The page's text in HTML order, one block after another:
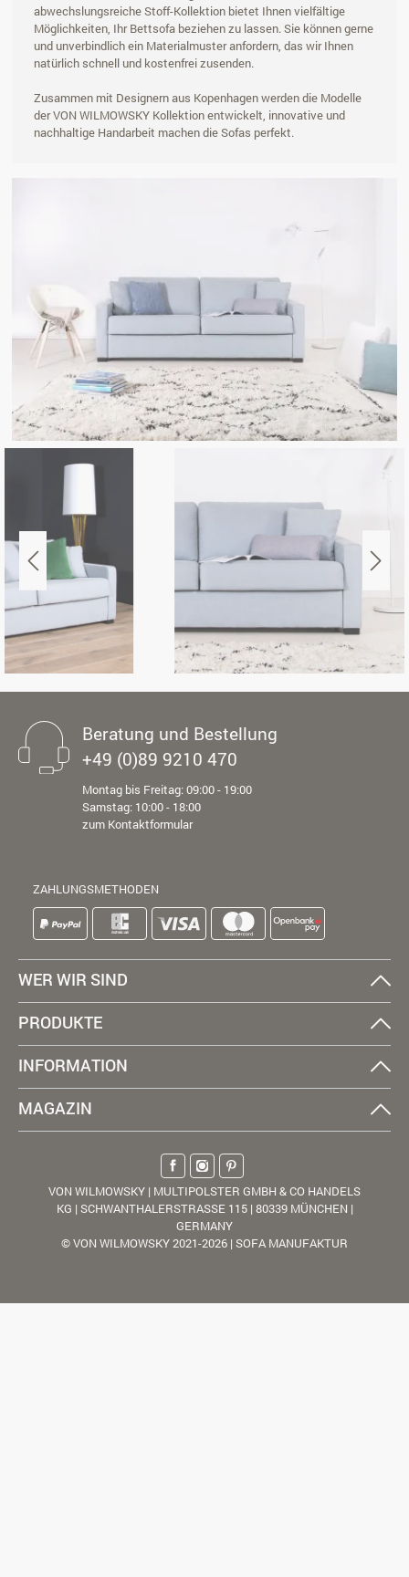
abwechslungsreiche Stoff-Kollektion bietet Ihnen vielfältige
Möglichkeiten, Ihr Bettsofa beziehen zu lassen. Sie können gerne
und unverbindlich ein Materialmuster anfordern, das wir Ihnen
natürlich schnell und kostenfrei zusenden.
Zusammen mit Designern aus Kopenhagen werden die Modelle
der VON WILMOWSKY Kollektion entwickelt, innovative und
nachhaltige Handarbeit machen die Sofas perfekt.
Beratung und Bestellung
+49 (0)89 9210 470
Montag bis Freitag: 09:00 - 19:00
Samstag: 10:00 - 18:00
zum Kontaktformular
ZAHLUNGSMETHODEN
WER WIR SIND
PRODUKTE
INFORMATION
MAGAZIN
VON WILMOWSKY | MULTIPOLSTER GMBH & CO HANDELS
KG | SCHWANTHALERSTRASSE 115 | 80339 MÜNCHEN |
GERMANY
© VON WILMOWSKY 2021-2026 | SOFA MANUFAKTUR